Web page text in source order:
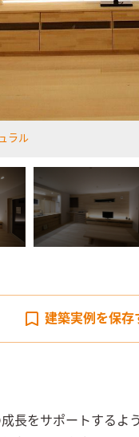
ラル
建築実例を保存
長をサポートするよ